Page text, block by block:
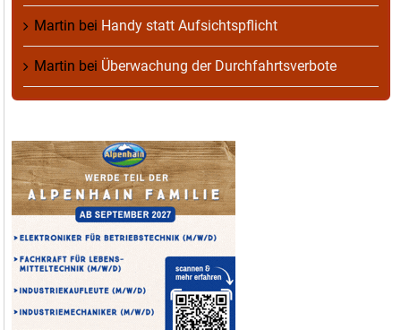
Martin bei Handy statt Aufsichtspflicht
Martin bei Überwachung der Durchfahrtsverbote